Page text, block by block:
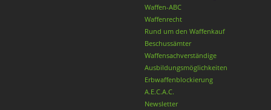
Waffen-ABC
Waffenrecht
Rund um den Waffenkauf
Beschussämter
Waffensachverständige
Ausbildungsmöglichkeiten
Erbwaffenblockierung
A.E.C.A.C.
Newsletter